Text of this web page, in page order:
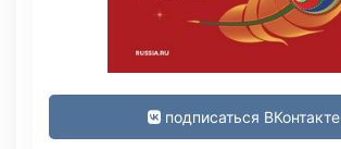
подписаться ВКонтакте